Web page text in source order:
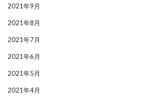
2021年9月
2021年8月
2021年7月
2021年6月
2021年5月
2021年4月